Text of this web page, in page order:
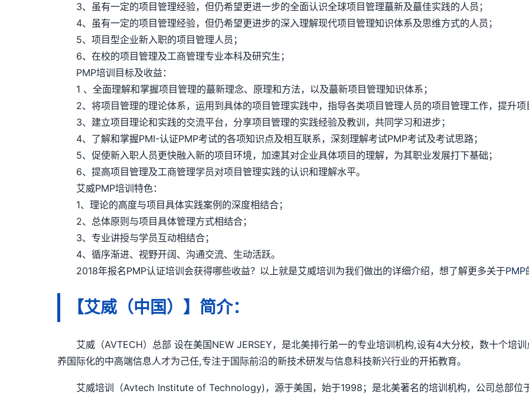
3、虽有一定的项目管理经验，但仍希望更进一步的全面认识全球项目管理蕞新及蕞佳实践的人员；
4、虽有一定的项目管理经验，但仍希望更进步的深入理解现代项目管理知识体系及思维方式的人员；
5、项目型企业新入职的项目管理人员；
6、在校的项目管理及工商管理专业本科及研究生；
PMP培训目标及收益：
1 、全面理解和掌握项目管理的蕞新理念、原理和方法，以及蕞新项目管理知识体系；
2、将项目管理的理论体系，运用到具体的项目管理实践中，指导各类项目管理人员的项目管理工作，提升项
3、建立项目理论和实践的交流平台，分享项目管理的实践经验及教训，共同学习和进步；
4、了解和掌握PMI-认证PMP考试的各项知识点及相互联系，深刻理解考试PMP考试及考试思路；
5、促使新入职人员更快融入新的项目环境，加速其对企业具体项目的理解，为其职业发展打下基础；
6、提高项目管理及工商管理学员对项目管理实践的认识和理解水平。
艾威PMP培训特色：
1、理论的高度与项目具体实践案例的深度相结合；
2、总体原则与项目具体管理方式相结合；
3、专业讲授与学员互动相结合；
4、循序渐进、视野开阔、沟通交流、生动活跃。
2018年报名PMP认证培训会获得哪些收益？以上就是艾威培训为我们做出的详细介绍，想了解更多关于PMP
【艾威（中国）】简介：
艾威（AVTECH）总部 设在美国NEW JERSEY，是北美排行弟一的专业培训机构,设有4大分校，数十个培
养国际化的中高端信息人才为己任,专注于国际前沿的新技术研发与信息科技新兴行业的开拓教育。
艾威培训（Avtech Institute of Technology)，源于美国，始于1998；是北美著名的培训机构，公司总部位